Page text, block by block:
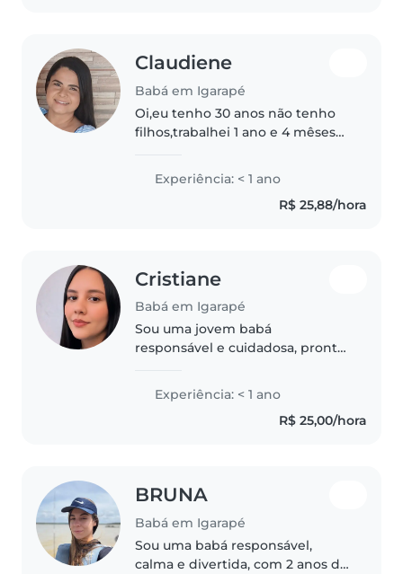
Claudiene
Babá em Igarapé
Oi,eu tenho 30 anos não tenho
filhos,trabalhei 1 ano e 4 mêses
mêses,sai ela tava pra quase
completa seus 3 aninhos,cuidei
Experiência: < 1 ano
R$ 25,88/hora
Cristiane
Babá em Igarapé
Sou uma jovem babá
responsável e cuidadosa, pronta
carinho e atenção. Tenho
habilidades em desenho, leitura
e música, e estou confortável
Experiência: < 1 ano
R$ 25,00/hora
BRUNA
Babá em Igarapé
Sou uma babá responsável,
calma e divertida, com 2 anos de